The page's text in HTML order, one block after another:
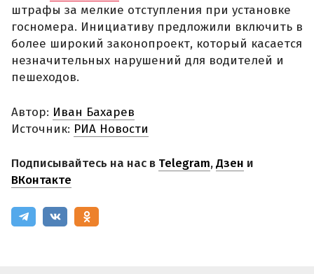
штрафы за мелкие отступления при установке
госномера. Инициативу предложили включить в
более широкий законопроект, который касается
незначительных нарушений для водителей и
пешеходов.
Автор: Иван Бахарев
Источник: РИА Новости
Подписывайтесь на нас в Telegram,Дзен и
ВКонтакте